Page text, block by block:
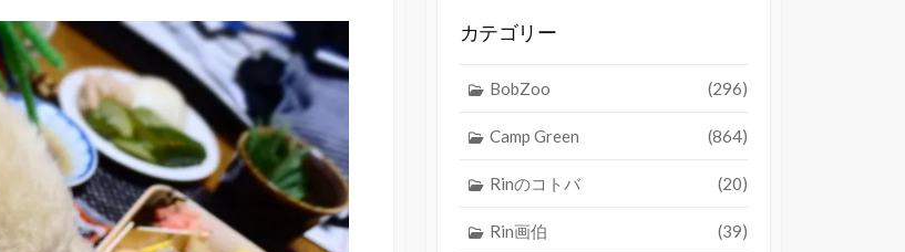
カテゴリー
BobZoo (296)
Camp Green (864)
Rinのコトバ (20)
Rin画伯 (39)